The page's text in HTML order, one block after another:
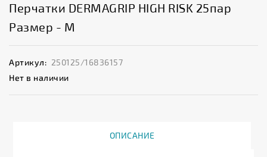
Перчатки DERMAGRIP HIGH RISK 25пар
Размер - М
Артикул: 250125/16836157
Нет в наличии
ОПИСАНИЕ